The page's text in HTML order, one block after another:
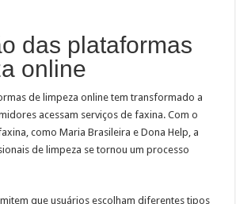
das plataformas
online
de limpeza online tem transformado a
acessam serviços de faxina. Com o
como Maria Brasileira e Dona Help, a
de limpeza se tornou um processo
que usuários escolham diferentes tipos